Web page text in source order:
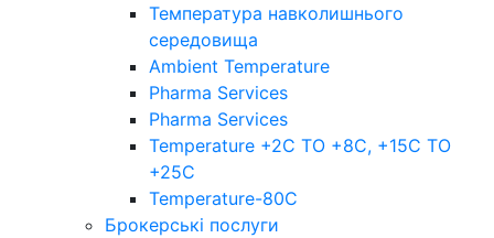
Температура навколишнього
середовища
Ambient Temperature
Pharma Services
Pharma Services
Temperature +2C TO +8С, +15C TO
+25С
Temperature-80С
Брокерські послуги